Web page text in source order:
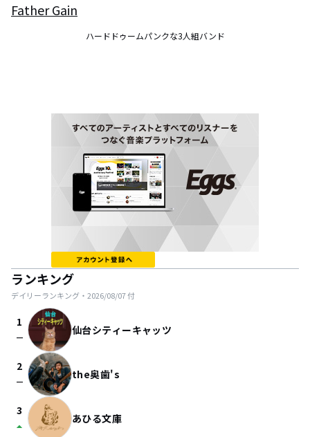
Father Gain
ハードドゥームパンクな3人組バンド
ランキング
デイリーランキング・ 2026/08/07付
1
check_indeterminate_small 仙台シティーキャッツ
2
check_indeterminate_small the奥歯's
3
arrow_drop_up あひる文庫